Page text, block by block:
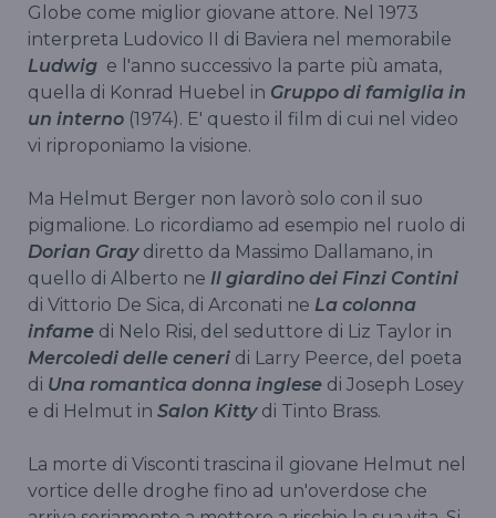
Globe come miglior giovane attore. Nel 1973
interpreta Ludovico II di Baviera nel memorabile
Ludwig e l'anno successivo la parte più amata,
quella di Konrad Huebel in Gruppo di famiglia in
un interno (1974). E' questo il film di cui nel video
vi riproponiamo la visione.
Ma Helmut Berger non lavorò solo con il suo
pigmalione. Lo ricordiamo ad esempio nel ruolo di
Dorian Graydiretto da Massimo Dallamano, in
quello di Alberto ne Il giardino dei Finzi Contini
di Vittorio De Sica, di Arconati ne La colonna
infame di Nelo Risi, del seduttore di Liz Taylor in
Mercoledi delle ceneri di Larry Peerce, del poeta
di Una romantica donna inglese di Joseph Losey
e di Helmut in Salon Kitty di Tinto Brass.
La morte di Visconti trascina il giovane Helmut nel
vortice delle droghe fino ad un'overdose che